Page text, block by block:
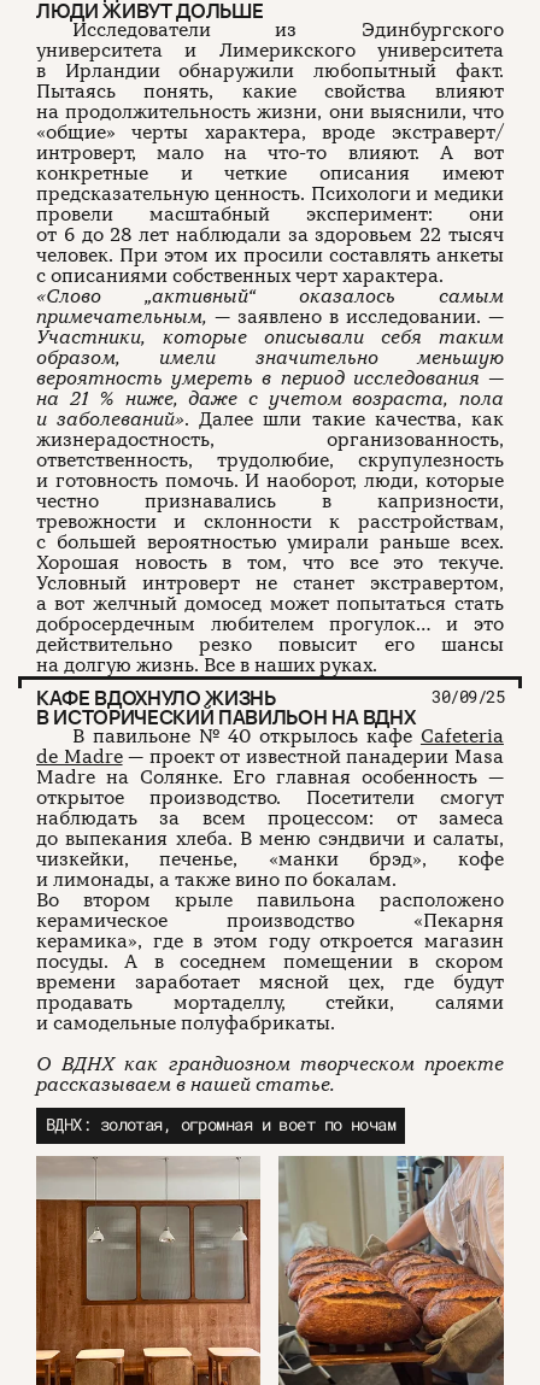
ЛЮДИ ЖИВУТ ДОЛЬШЕ
Исследователи из Эдинбургского
университета и Лимерикского университета
в Ирландии обнаружили любопытный факт.
Пытаясь понять, какие свойства влияют
на продолжительность жизни, они выяснили, что
«общие» черты характера, вроде экстраверт/
интроверт, мало на что-то влияют. А вот
конкретные и четкие описания имеют
предсказательную ценность. Психологи и медики
провели масштабный эксперимент: они
от 6 до 28 лет наблюдали за здоровьем 22 тысяч
человек. При этом их просили составлять анкеты
с описаниями собственных черт характера.
«Слово „активный“оказалось самым
примечательным, — заявлено в исследовании. —
Участники, которые описывали себя таким
образом, имели значительно меньшую
вероятность умереть в период исследования —
на 21 % ниже, даже с учетом возраста, пола
и заболеваний». Далее шли такие качества, как
жизнерадостность, организованность,
ответственность, трудолюбие, скрупулезность
и готовность помочь. И наоборот, люди, которые
честно признавались в капризности,
тревожности и склонности к расстройствам,
с большей вероятностью умирали раньше всех.
Хорошая новость в том, что все это текуче.
Условный интроверт не станет экстравертом,
а вот желчный домосед может попытаться стать
добросердечным любителем прогулок… и это
действительно резко повысит его шансы
на долгую жизнь. Все в наших руках.
КАФЕ ВДОХНУЛО ЖИЗНЬ
В ИСТОРИЧЕСКИЙ ПАВИЛЬОН НА ВДНХ
30/09/25
В павильоне № 40 открылось кафе Cafeteria
de Madre— проект от известной панадерии Masa
Madre на Солянке. Его главная особенность —
открытое производство. Посетители смогут
наблюдать за всем процессом: от замеса
до выпекания хлеба. В меню сэндвичи и салаты,
чизкейки, печенье, «манки брэд», кофе
и лимонады, а также вино по бокалам.
Во втором крыле павильона расположено
керамическое производство «Пекарня
керамика», где в этом году откроется магазин
посуды. А в соседнем помещении в скором
времени заработает мясной цех, где будут
продавать мортаделлу, стейки, салями
и самодельные полуфабрикаты.
О ВДНХ как грандиозном творческом проекте
рассказываем в нашей статье.
ВДНХ: золотая, огромная и воет по ночам